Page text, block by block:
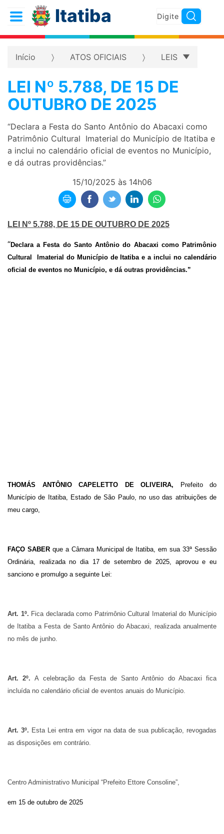
Itatiba
Início ATOS OFICIAIS LEIS
LEI Nº 5.788, DE 15 DE
OUTUBRO DE 2025
“Declara a Festa do Santo Antônio do Abacaxi como
Patrimônio Cultural Imaterial do Município de Itatiba e
a inclui no calendário oficial de eventos no Município,
e dá outras providências.”
15/10/2025 às 14h06
LEI Nº 5.788, DE 15 DE OUTUBRO DE 2025
“Declara a Festa do Santo Antônio do Abacaxi como Patrimônio
Cultural Imaterial do Município de Itatiba e a inclui no calendário
oficial de eventos no Município, e dá outras providências.”
THOMÁS ANTÔNIO CAPELETTO DE OLIVEIRA, Prefeito do
Município de Itatiba, Estado de São Paulo, no uso das atribuições de
meu cargo,
FAÇO SABER que a Câmara Municipal de Itatiba, em sua 33ª Sessão
Ordinária, realizada no dia 17 de setembro de 2025, aprovou e eu
sanciono e promulgo a seguinte Lei:
Art. 1º. Fica declarada como Patrimônio Cultural Imaterial do Município
de Itatiba a Festa de Santo Antônio do Abacaxi, realizada anualmente
no mês de junho.
Art. 2º.A celebração da Festa de Santo Antônio do Abacaxi fica
incluída no calendário oficial de eventos anuais do Município.
Art. 3º. Esta Lei entra em vigor na data de sua publicação, revogadas
as disposições em contrário.
Centro Administrativo Municipal “Prefeito Ettore Consoline”,
em 15 de outubro de 2025